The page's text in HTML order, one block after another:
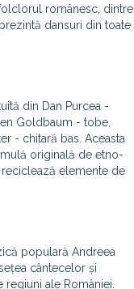
românesc, dintre
dansuri din toate
din Dan Purcea -
Goldbaum - tobe,
- chitară bas. Aceasta
originală de etno-
elemente de
populară Andreea
cântecelor și
ale României.